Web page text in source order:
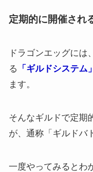
定期的に開催され
ドラゴンエッグには
る 「ギルドシステム」
ます。
そんなギルドで定期
が、通称「ギルドバ
一度やってみるとわ